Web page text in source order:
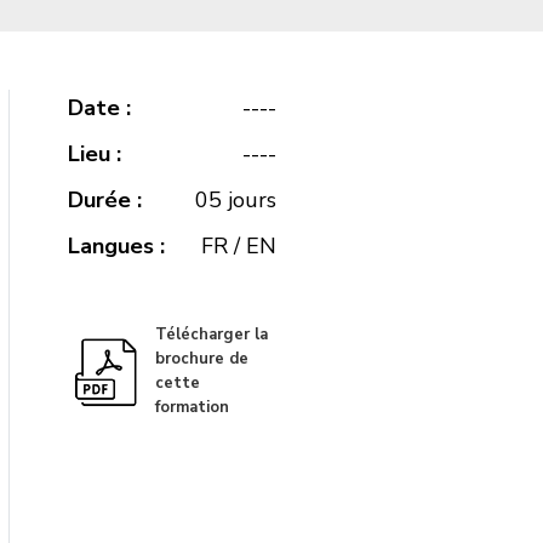
Date :
----
Lieu :
----
Durée :
05 jours
Langues :
FR / EN
Télécharger la
brochure de
cette
formation